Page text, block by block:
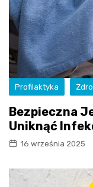
Profilaktyka
Bezpieczna
Uniknąć
16 września 2025